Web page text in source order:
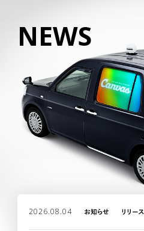
NEWS
2026.08.04 お知らせ リリース